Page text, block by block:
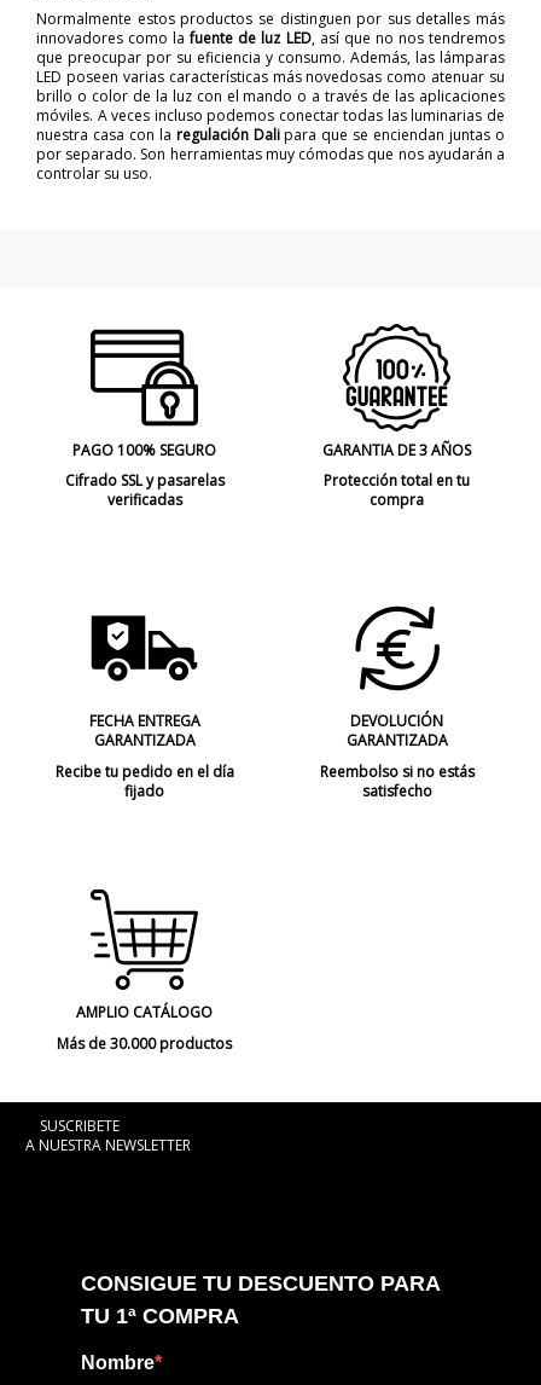
Normalmente estos productos se distinguen por sus detalles más
innovadores como lafuente de luz LED, así que no nos tendremos
que preocupar por su eficiencia y consumo. Además, las lámparas
LED poseen varias características más novedosas como atenuar su
brillo o color de la luz con el mando o a través de las aplicaciones
móviles. A veces incluso podemos conectar todas las luminarias de
nuestra casa con la regulación Dalipara que se enciendan juntas o
por separado. Son herramientas muy cómodas que nos ayudarán a
controlar su uso.
PAGO 100% SEGURO
Cifrado SSL y pasarelas
verificadas
GARANTIA DE 3 AÑOS
Protección total en tu
compra
FECHA ENTREGA
GARANTIZADA
Recibe tu pedido en el día
fijado
DEVOLUCIÓN
GARANTIZADA
Reembolso si no estás
satisfecho
AMPLIO CATÁLOGO
Más de 30.000 productos
SUSCRIBETE
A NUESTRA NEWSLETTER